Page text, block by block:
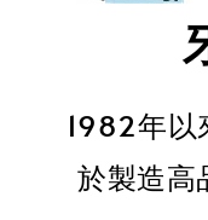
1982年以
於製造高